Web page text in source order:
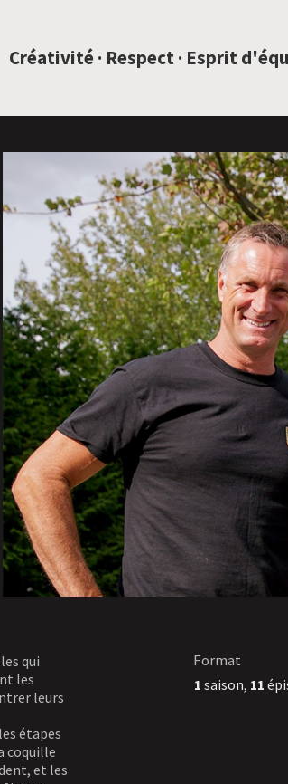
Créativité · Respect · Esprit
qui
les
leurs
étapes
coquille
et les
Format
1 saison, 11